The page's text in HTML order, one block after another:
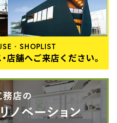
・SHOPLIST
店舗へご来店ください。